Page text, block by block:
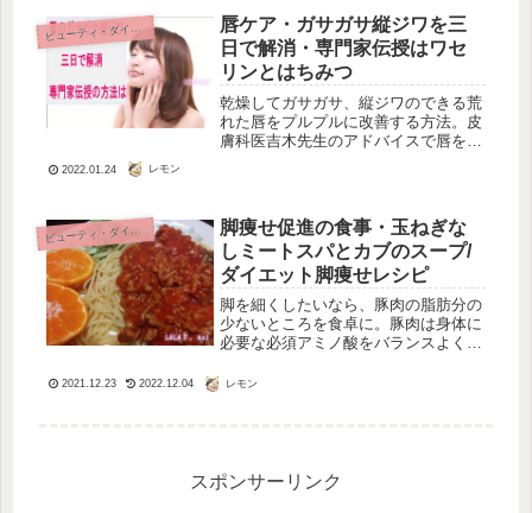
ビ
ューティ・ダイエット
唇ケア・ガサガサ縦ジワを三
日で解消・専門家伝授はワセ
リンとはちみつ
乾燥してガサガサ、縦ジワのできる荒
れた唇をプルプルに改善する方法。皮
膚科医吉木先生のアドバイスで唇を健
送のまとめ
2022.01.24 レモン
ビ
ューティ・ダイエット
脚痩せ促進の食事・玉ねぎな
しミートスパとカブのスープ/
ダイエット脚痩せレシピ
脚を細くしたいなら、豚肉の脂肪分の
少ないところを食卓に。豚肉は身体に
必要な必須アミノ酸をバランスよく含
不飽和脂肪酸が、コレステロール値の
2021.12.23 2022.12.04 レモン
スポンサーリンク